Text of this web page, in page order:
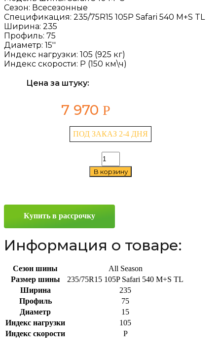
Сезон: Всесезонные
Спецификация: 235/75R15 105P Safari 540 M+S TL
Ширина: 235
Профиль: 75
Диаметр: 15''
Индекс нагрузки: 105 (925 кг)
Индекс скорости: P (150 км\ч)
Цена за штуку:
7 970 Р
ПОД ЗАКАЗ 2-4 ДНЯ
Количество
товара
Forward
235/75
105P
В корзину
Купить в рассрочку
Информация о товаре:
Сезон шины
All Season
Размер шины
235/75R15 105P Safari 540 M+S TL
Ширина
235
Профиль
75
Диаметр
15
Индекс нагрузки
105
Индекс скорости
P